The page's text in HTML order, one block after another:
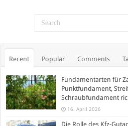
Recent Popular Comments
Fundamentarten für
Punktfundament,
Schraubfundament
16. April 2026
Die Rolle des Kfz-